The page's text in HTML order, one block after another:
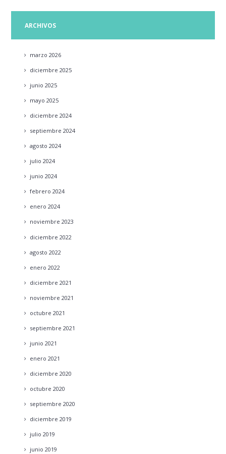
ARCHIVOS
marzo 2026
diciembre 2025
junio 2025
mayo 2025
diciembre 2024
septiembre 2024
agosto 2024
julio 2024
junio 2024
febrero 2024
enero 2024
noviembre 2023
diciembre 2022
agosto 2022
enero 2022
diciembre 2021
noviembre 2021
octubre 2021
septiembre 2021
junio 2021
enero 2021
diciembre 2020
octubre 2020
septiembre 2020
diciembre 2019
julio 2019
junio 2019